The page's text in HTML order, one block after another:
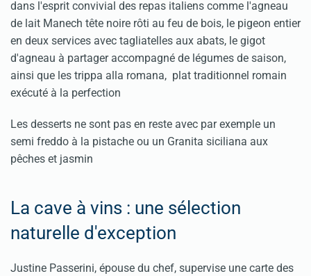
dans l'esprit convivial des repas italiens comme l'agneau
de lait Manech tête noire rôti au feu de bois, le pigeon entier
en deux services avec tagliatelles aux abats, le gigot
d'agneau à partager accompagné de légumes de saison,
ainsi que les trippa alla romana, plat traditionnel romain
exécuté à la perfection
Les desserts ne sont pas en reste avec par exemple un
semi freddo à la pistache ou un Granita siciliana aux
pêches et jasmin
La cave à vins : une sélection
naturelle d'exception
Justine Passerini, épouse du chef, supervise une carte des